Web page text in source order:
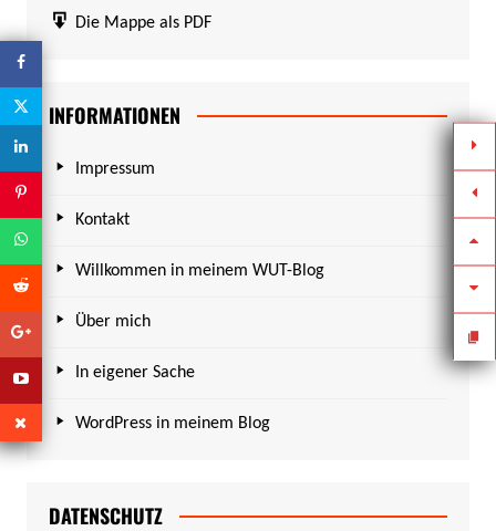
Die Mappe als PDF
INFORMATIONEN
Impressum
Kontakt
Willkommen in meinem WUT-Blog
Über mich
In eigener Sache
WordPress in meinem Blog
DATENSCHUTZ